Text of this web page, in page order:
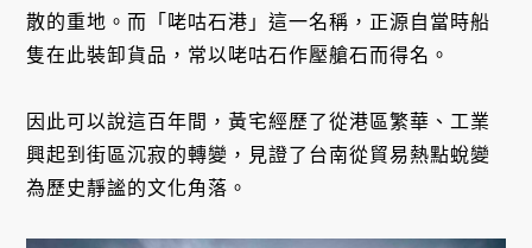
散的重地。而「咾咕石港」這一名稱，正源自當時船
隻在此裝卸貨品，常以咾咕石作壓艙石而得名。
因此可以說這百年間，黃宅經歷了從港區繁華、工業
興起到街區沉寂的轉變，見證了台南從貿易熱點蛻變
為歷史靜謐的文化角落。